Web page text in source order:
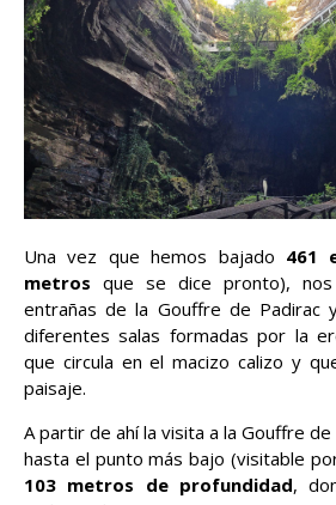
Una vez que hemos bajado 461
metros que se dice pronto),
entrañas de la Gouffre de Padirac
diferentes salas formadas por la
que circula en el macizo calizo y
paisaje.
A partir de ahí la visita a la Gouffre
hasta el punto más bajo (visitable
103 metros de profundidad,